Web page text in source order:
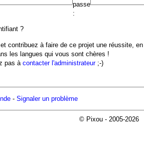
passe
:
?
contribuez à faire de ce projet une réussite,
les langues qui vous sont chères !
pas àcontacter l'administrateur;-)
- Signaler un problème
© Pixou - 2005-2026